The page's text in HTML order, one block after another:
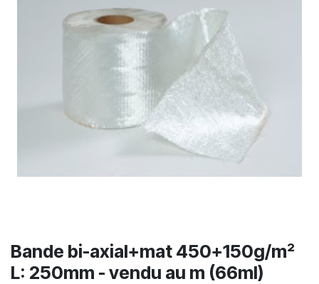
Bande bi-axial+mat 450+150g/m²
L: 250mm - vendu au m (66ml)